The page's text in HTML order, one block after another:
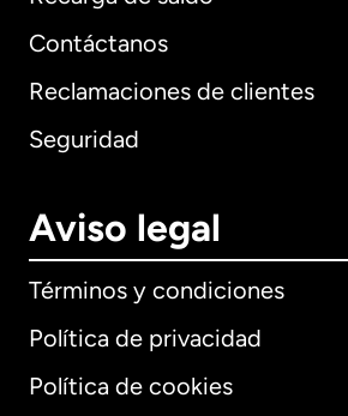
Contáctanos
Reclamaciones de clientes
Seguridad
Aviso legal
Términos y condiciones
Política de privacidad
Política de cookies